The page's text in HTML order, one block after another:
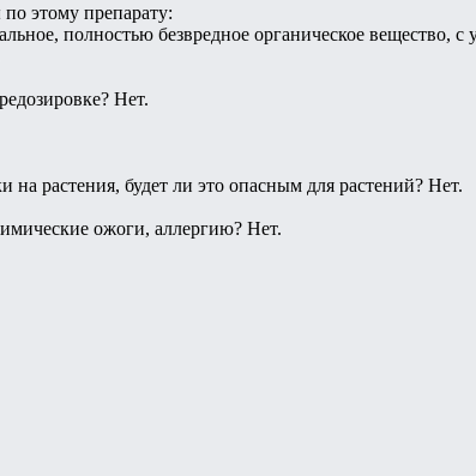
этому препарату:
полностью безвредное органическое вещество, с
Нет.
на растения, будет ли это опасным для растений? Нет.
ожоги, аллергию? Нет.